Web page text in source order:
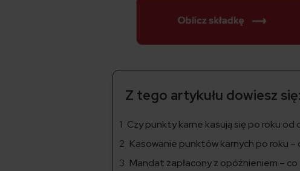
Z tego artykułu dowiesz się:
Czy punkty karne kasują się po roku
Kasowanie punktów karnych po roku –
Mandat zapłacony z opóźnieniem –